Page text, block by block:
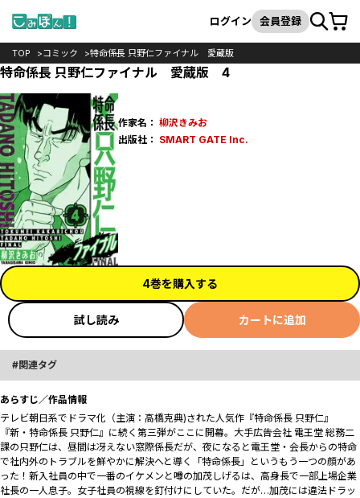
検索
ログイン 会員登録カート
TOP コミック 特命係長 只野仁ファイナル 愛蔵版
特命係長 只野仁ファイナル 愛蔵版 4
作家名： 柳沢きみお
出版社： SMART GATE Inc.
4巻を購入する
試し読み カートに追加
関連タグ
あらすじ／作品情報
テレビ朝日系でドラマ化（主演：高橋克典)された人気作『特命係長 只野仁』
『新・特命係長 只野仁』に続く第三弾がここに開幕。大手広告会社 電王堂 総務二
課の只野仁は、昼間は冴えない窓際係長だが、夜になると電王堂・会長からの特命
で社内外のトラブルを鮮やかに解決へと導く「特命係長」というもう一つの顔があ
った――！新入社員の中で一番のイケメンと噂の加茂しげるは、高身長で一部上場企業
社長の一人息子。女子社員の視線を釘付けにしていた。だが…加茂には違法ドラッ